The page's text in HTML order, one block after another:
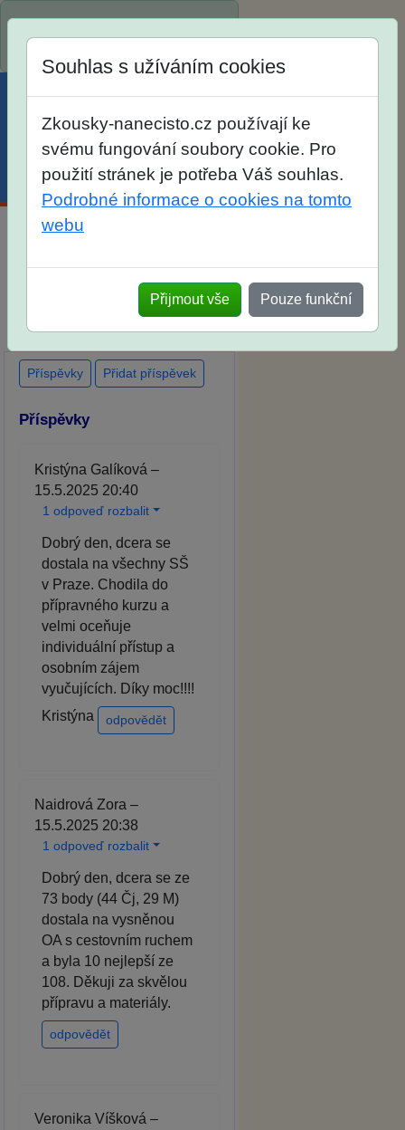
Menu Účet Košík
po skutečných přijímacích
zkouškách
Souhlas s užíváním cookies
Zkousky-nanecisto.cz používají ke
svému fungování soubory cookie. Pro
použití stránek je potřeba Váš souhlas.
Podrobné informace o cookies na tomto
webu
Přijmout vše Pouze funkční
Příspěvky Přidat příspěvek
Příspěvky
Kristýna Galíková –
15.5.2025 20:40
1 odpoveď rozbalit
Dobrý den, dcera se
dostala na všechny SŠ
v Praze. Chodila do
přípravného kurzu a
velmi oceňuje
individuální přístup a
osobním zájem
vyučujících. Díky moc!!!!
Kristýna
odpovědět
Naidrová Zora –
15.5.2025 20:38
1 odpoveď rozbalit
Dobrý den, dcera se ze
73 body (44 Čj, 29 M)
dostala na vysněnou
OA s cestovním ruchem
a byla 10 nejlepší ze
108. Děkuji za skvělou
přípravu a materiály.
odpovědět
Veronika Víšková –